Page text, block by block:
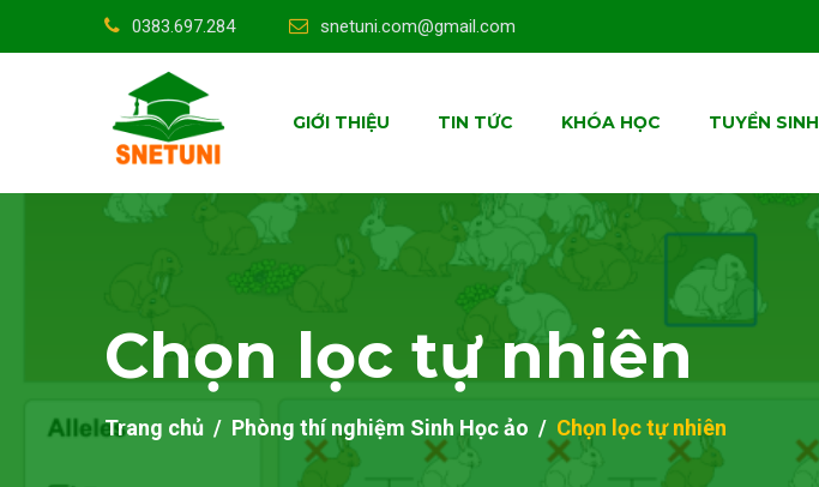
0383.697.284 snetuni.com@gmail.com
GIỚI THIỆU TIN TỨC KHÓA HỌC TUYỂN SINH
Chọn lọc tự nhiên
Trang chủ Phòng thí nghiệm Sinh Học ảo Chọn lọc tự nhiên